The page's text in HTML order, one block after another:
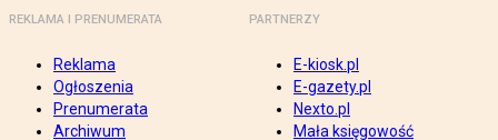
REKLAMA I PRENUMERATA
Reklama
Ogłoszenia
Prenumerata
Archiwum
PARTNERZY
E-kiosk.pl
E-gazety.pl
Nexto.pl
Mała księgowość